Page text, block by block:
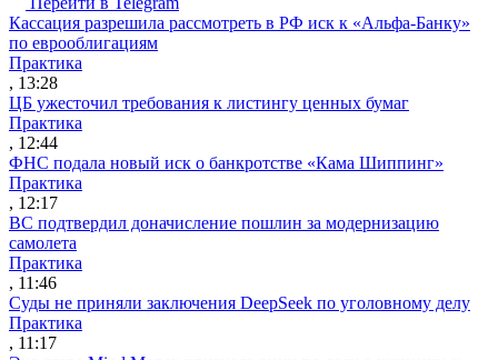
Кассация разрешила рассмотреть в РФ иск к «Альфа-Банку»
по еврооблигациям
Практика
, 13:28
ЦБ ужесточил требования к листингу ценных бумаг
Практика
, 12:44
ФНС подала новый иск о банкротстве «Кама Шиппинг»
Практика
, 12:17
ВС подтвердил доначисление пошлин за модернизацию
самолета
Практика
, 11:46
Суды не приняли заключения DeepSeek по уголовному делу
Практика
, 11:17